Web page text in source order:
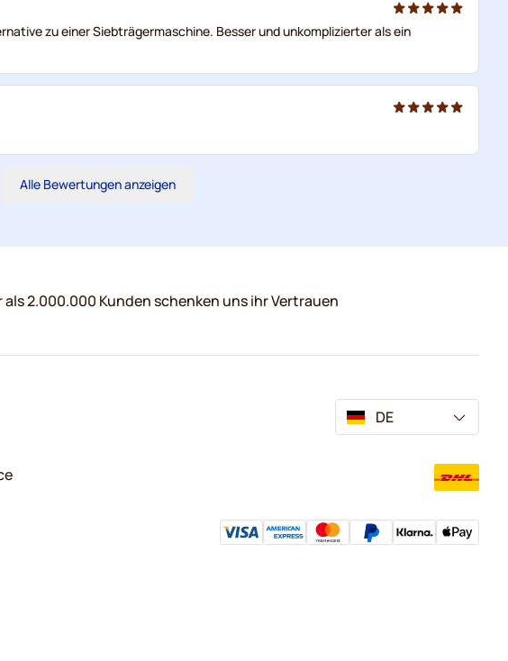
zu einer Siebträgermaschine. Besser und unkomplizierter als ein
Alle Bewertungen anzeigen
als 2.000.000 Kunden schenken uns ihr Vertrauen
DE